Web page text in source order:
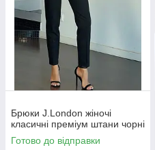
Брюки J.London жіночі
класичні преміум штани чорні
Готово до відправки